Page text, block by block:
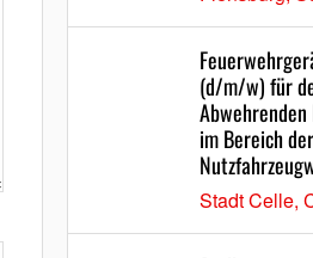
(d/m/w) für
im Bereich
Stadt Celle,